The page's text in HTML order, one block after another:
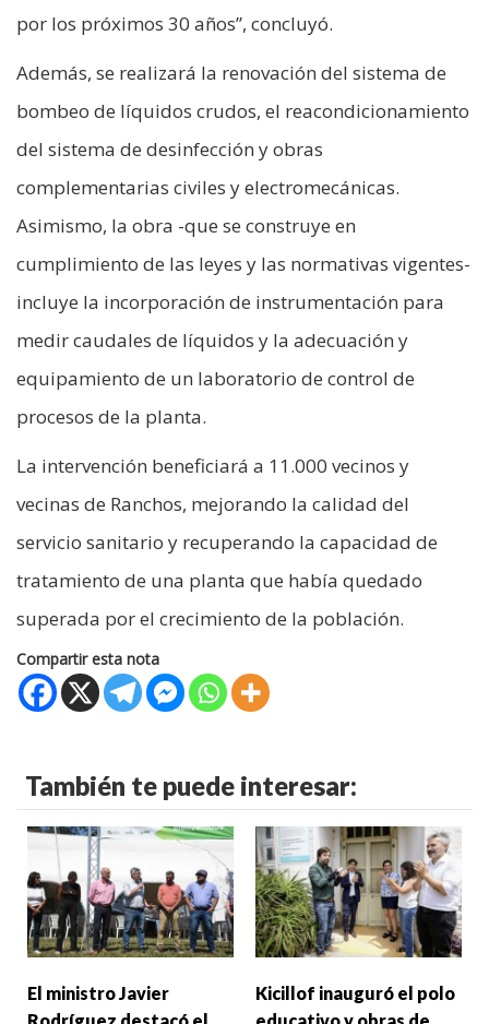
por los próximos 30 años”, concluyó.
Además, se realizará la renovación del sistema de
bombeo de líquidos crudos, el reacondicionamiento
del sistema de desinfección y obras
complementarias civiles y electromecánicas.
Asimismo, la obra -que se construye en
cumplimiento de las leyes y las normativas vigentes-
incluye la incorporación de instrumentación para
medir caudales de líquidos y la adecuación y
equipamiento de un laboratorio de control de
procesos de la planta.
La intervención beneficiará a 11.000 vecinos y
vecinas de Ranchos, mejorando la calidad del
servicio sanitario y recuperando la capacidad de
tratamiento de una planta que había quedado
superada por el crecimiento de la población.
Compartir esta nota
También te puede interesar:
El ministro Javier
Kicillof inauguró el polo